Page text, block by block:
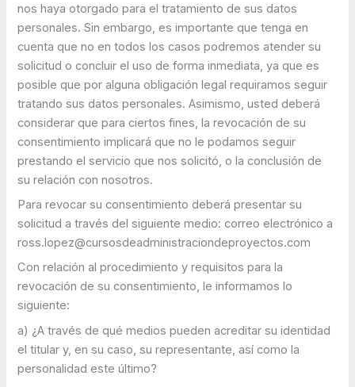
nos haya otorgado para el tratamiento de sus datos
personales. Sin embargo, es importante que tenga en
cuenta que no en todos los casos podremos atender su
solicitud o concluir el uso de forma inmediata, ya que es
posible que por alguna obligación legal requiramos seguir
tratando sus datos personales. Asimismo, usted deberá
considerar que para ciertos fines, la revocación de su
consentimiento implicará que no le podamos seguir
prestando el servicio que nos solicitó, o la conclusión de
su relación con nosotros.
Para revocar su consentimiento deberá presentar su
solicitud a través del siguiente medio: correo electrónico a
ross.lopez@cursosdeadministraciondeproyectos.com
Con relación al procedimiento y requisitos para la
revocación de su consentimiento, le informamos lo
siguiente:
a) ¿A través de qué medios pueden acreditar su identidad
el titular y, en su caso, su representante, así como la
personalidad este último?